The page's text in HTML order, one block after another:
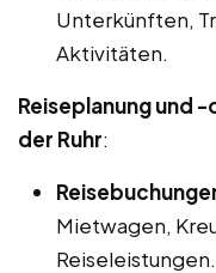
Unterkünften,
Aktivitäten.
Reiseplanung und
der Ruhr:
Mietwagen,
Reiseleistungen.